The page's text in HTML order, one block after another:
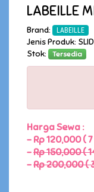
LABEILLE
Brand: LABEILLE
Jenis Produk:
Stok:
Tersedia
Harga Sewa :
- Rp 120,000 (
-Rp 150,000 (
-Rp 200,000 (